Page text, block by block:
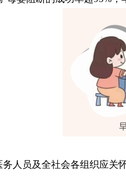
人员及全社会各组织应关